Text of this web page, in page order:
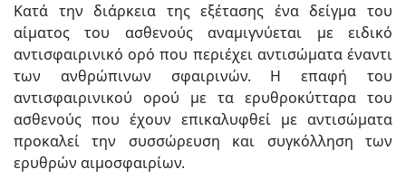
Κατά την διάρκεια της εξέτασης ένα δείγμα του
αίματος του ασθενούς αναμιγνύεται με ειδικό
αντισφαιρινικό ορό που περιέχει αντισώματα έναντι
των ανθρώπινων σφαιρινών. Η επαφή του
αντισφαιρινικού ορού με τα ερυθροκύτταρα του
ασθενούς που έχουν επικαλυφθεί με αντισώματα
προκαλεί την συσσώρευση και συγκόλληση των
ερυθρών αιμοσφαιρίων.